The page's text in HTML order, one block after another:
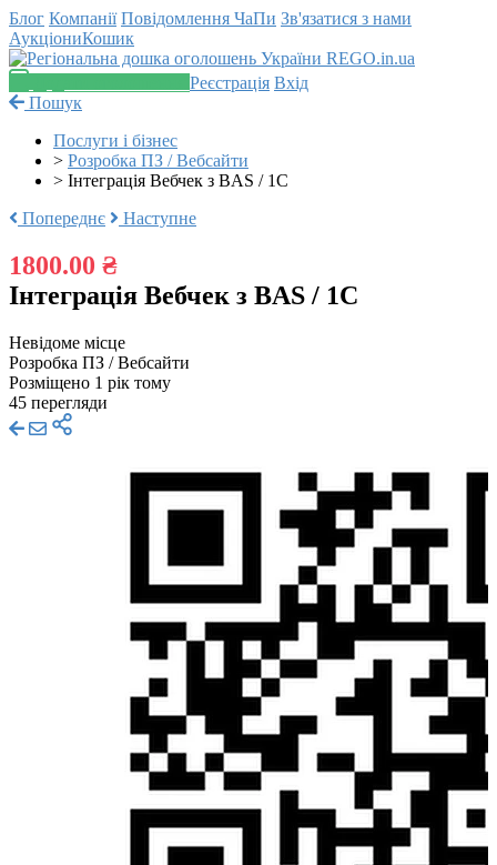
Блог Компанії Повідомлення ЧаПи Зв'язатися з нами
АукціониКошик
Реєстрація Вхід
Пошук
Послуги і бізнес
> Розробка ПЗ / Вебсайти
> Інтеграція Вебчек з BAS / 1C
Попереднє
Наступне
1800.00 ₴
Інтеграція Вебчек з BAS / 1C
Невідоме місце
Розробка ПЗ / Вебсайти
Розміщено 1 рік тому
45 перегляди